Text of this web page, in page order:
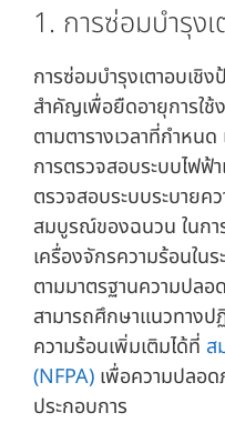
1. การซ่อมบำรุง
การซ่อมบำรุงเตาอบเชิ
สำคัญเพื่อยืดอายุการใช้
ตามตารางเวลาที่กำหนด
การตรวจสอบระบบไฟฟ้
ตรวจสอบระบบระบายค
สมบูรณ์ของฉนวน ในกา
เครื่องจักรความร้อนใ
ตามมาตรฐานความปล
สามารถศึกษาแนวทางป
ความร้อนเพิ่มเติมได้ที่ ส
(NFPA) เพื่อความปลอ
ประกอบการ